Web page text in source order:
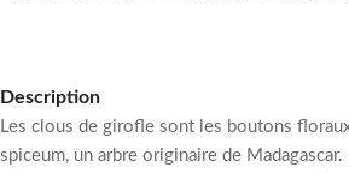
Description
Les clous de girofle sont les boutons
spiceum, un arbre originaire de Madagascar.